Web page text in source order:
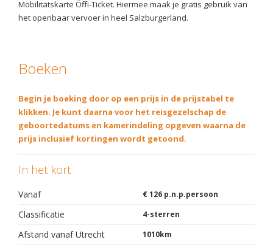
Mobilitätskarte Öffi-Ticket. Hiermee maak je gratis gebruik van
het openbaar vervoer in heel Salzburgerland.
Boeken
Begin je boeking door op een prijs in de prijstabel te
klikken. Je kunt daarna voor het reisgezelschap de
geboortedatums en kamerindeling opgeven waarna de
prijs inclusief kortingen wordt getoond.
In het kort
Vanaf € 126 p.n.p.persoon
Classificatie 4-sterren
Afstand vanaf Utrecht 1010km